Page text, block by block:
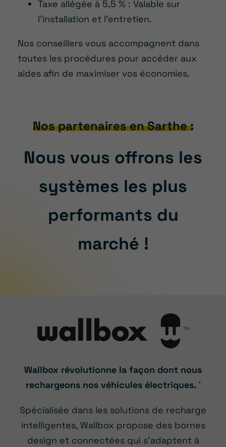
Taxe allégée à 5,5 % : Valable sur
l’installation et l’entretien.
Nos conseillers vous accompagnent dans
toutes les procédures pour accéder aux
aides afin de maximiser vos économies.
Nos partenaires en Sarthe :
Nous vous offrons les
systèmes les plus
performants du
marché !
Wallbox révolutionne la façon dont nous
rechargeons nos véhicules électriques. `
Spécialisée dans les solutions de recharge
intelligentes, Wallbox propose des bornes
design et connectées qui s’adaptent à